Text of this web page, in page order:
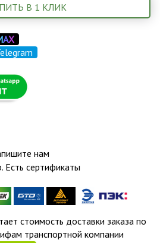
В 1 КЛИК
АХ
нам
Есть сертификаты
стоимость доставки заказа по
транспортной компании